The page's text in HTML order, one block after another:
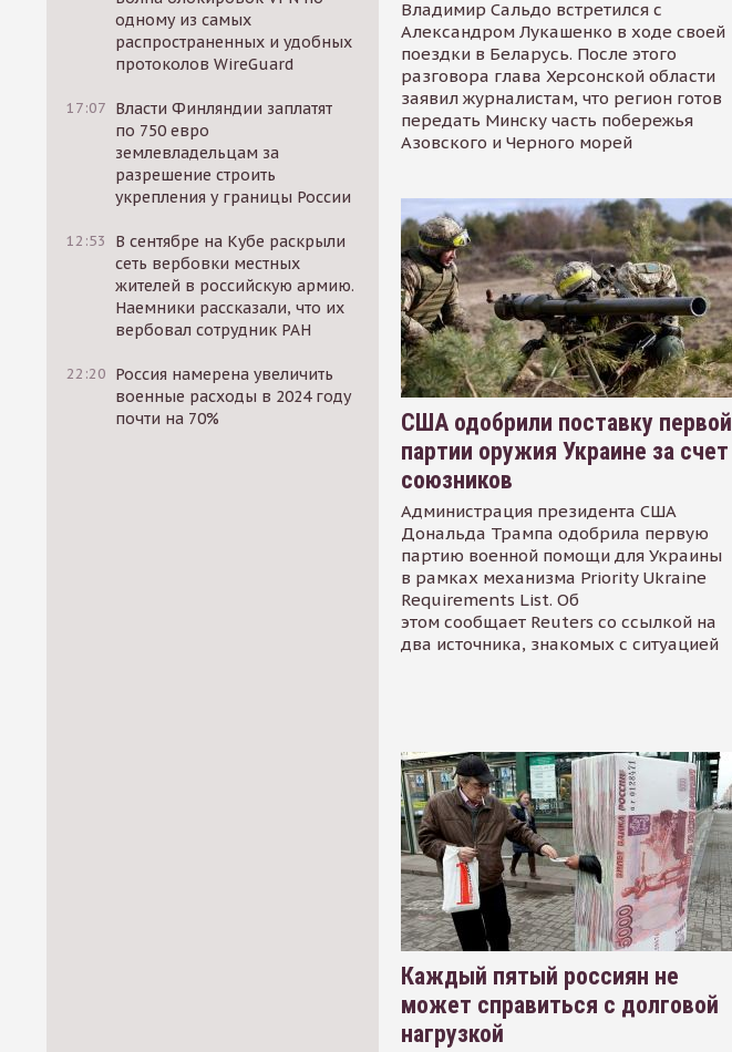
одному из самых
распространенных и удобных
протоколов WireGuard
17:07 Власти Финляндии заплатят
по 750 евро
землевладельцам за
разрешение строить
укрепления у границы России
12:53
В сентябре на Кубе раскрыли
сеть вербовки местных
жителей в российскую армию.
Наемники рассказали, что их
вербовал сотрудник РАН
22:20 Россия намерена увеличить
военные расходы в 2024 году
почти на 70%
Владимир Сальдо встретился с
Александром Лукашенко в ходе своей
поездки в Беларусь. После этого
разговора глава Херсонской области
заявил журналистам, что регион готов
передать Минску часть побережья
Азовского и Черного морей
США одобрили поставку первой
партии оружия Украине за счет
союзников
Администрация президента США
Дональда Трампа одобрила первую
партию военной помощи для Украины
в рамках механизма Priority Ukraine
Requirements List. Об
этом сообщает Reuters со ссылкой на
два источника, знакомых с ситуацией
Каждый пятый россиян не
может справиться с долговой
нагрузкой